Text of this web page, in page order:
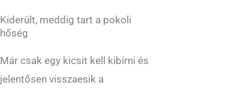
Kiderült, meddig tart a pokoli
hőség
Már csak egy kicsit kell kibírni és
jelentősen visszaesik a